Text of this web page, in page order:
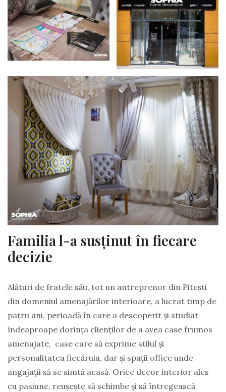
Familia l-a susținut în fiecare
decizie
Alături de fratele său, tot un antreprenor din Pitești
din domeniul amenajărilor interioare, a lucrat timp de
patru ani, perioadă în care a descoperit și studiat
îndeaproape dorința clienților de a avea case frumos
amenajate, case care să exprime stilul și
personalitatea fiecăruia, dar și spații office unde
angajații să se simtă acasă. Orice decor interior ales
cu pasiune, reușește să schimbe și să întregească